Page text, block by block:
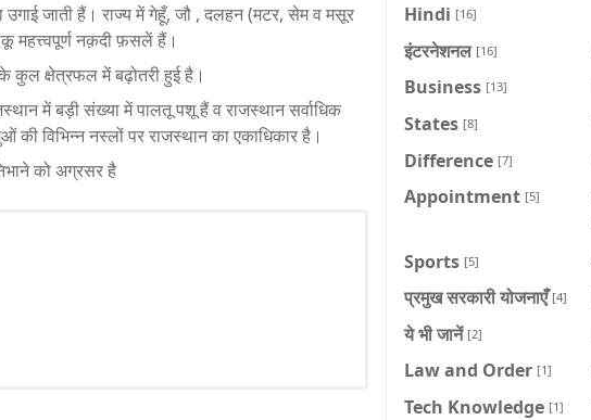
उगाई जाती हैं। राज्य में गेहूँ, जौ , दलहन (मटर, सेम व मसूर
महत्त्वपूर्ण नक़दी फ़सलें हैं।
के कुल क्षेत्रफल में बढ़ोतरी हुई है।
में बड़ी संख्या में पालतू पशू हैं व राजस्थान सर्वाधिक
विभिन्न नस्लों पर राजस्थान का एकाधिकार है।
को अग्रसर है
Hindi [16]
इंटरनेशनल [16]
Business [13]
States [8]
Difference [7]
Appointment [5]
Sports [5]
प्रमुख सरकारी योजनाएँ [4]
ये भी जानें [2]
Law and Order [1]
Tech Knowledge [1]